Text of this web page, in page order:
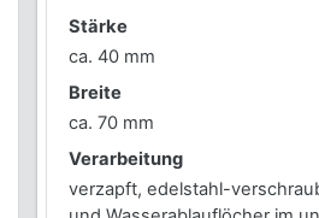
Stärke
ca. 40 mm
Breite
ca. 70 mm
Verarbeitung
verzapft, edelstahl-